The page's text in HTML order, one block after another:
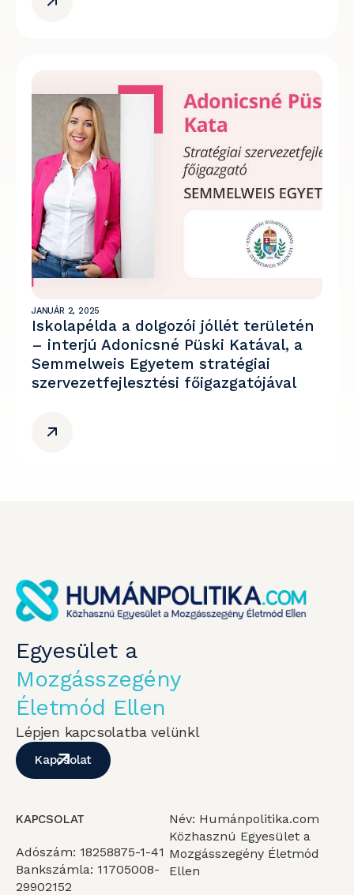
JANUÁR 2, 2025
Iskolapélda a dolgozói jóllét területén
– interjú Adonicsné Püski Katával, a
Semmelweis Egyetem stratégiai
szervezetfejlesztési főigazgatójával
Egyesület a
Mozgásszegény
Életmód Ellen
Lépjen kapcsolatba velünkl
Kapcsolat
KAPCSOLAT
Adószám: 18258875-1-41
Bankszámla: 11705008-
29902152
Név: Humánpolitika.com
Közhasznú Egyesület a
Mozgásszegény Életmód
Ellen